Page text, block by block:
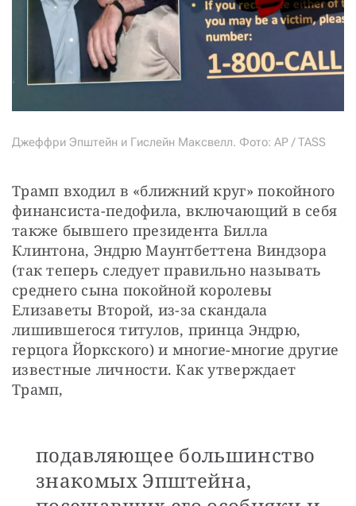
Джеффри Эпштейн и Гислейн Максвелл. Фото: AP / TASS
Трамп входил в «ближний круг» покойного
финансиста-педофила, включающий в себя
также бывшего президента Билла
Клинтона, Эндрю Маунтбеттена Виндзора
(так теперь следует правильно называть
среднего сына покойной королевы
Елизаветы Второй, из-за скандала
лишившегося титулов, принца Эндрю,
герцога Йоркского) и многие-многие другие
известные личности. Как утверждает
Трамп,
подавляющее большинство
знакомых Эпштейна,